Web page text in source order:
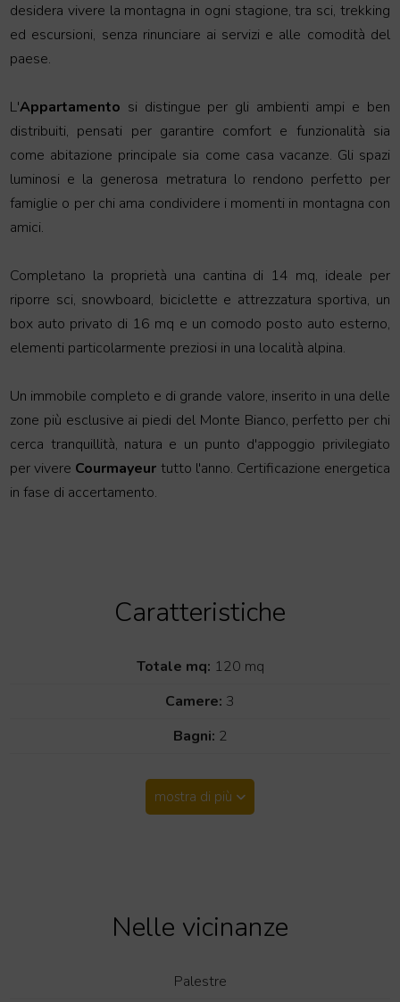
desidera vivere la montagna in ogni stagione, tra sci, trekking
ed escursioni, senza rinunciare ai servizi e alle comodità del
paese.
L'Appartamento si distingue per gli ambienti ampi e ben
distribuiti, pensati per garantire comfort e funzionalità sia
come abitazione principale sia come casa vacanze. Gli spazi
luminosi e la generosa metratura lo rendono perfetto per
famiglie o per chi ama condividere i momenti in montagna con
amici.
Completano la proprietà una cantina di 14 mq, ideale per
riporre sci, snowboard, biciclette e attrezzatura sportiva, un
box auto privato di 16 mq e un comodo posto auto esterno,
elementi particolarmente preziosi in una località alpina.
Un immobile completo e di grande valore, inserito in una delle
zone più esclusive ai piedi del Monte Bianco, perfetto per chi
cerca tranquillità, natura e un punto d'appoggio privilegiato
per vivere Courmayeur tutto l'anno. Certificazione energetica
in fase di accertamento.
Caratteristiche
Totale mq: 120 mq
Camere: 3
Bagni: 2
mostra di più
Nelle vicinanze
Palestre